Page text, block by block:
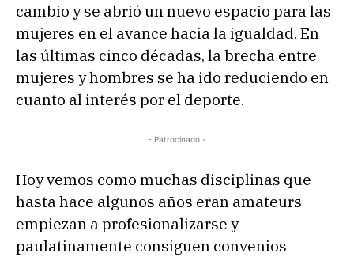
cambio y se abrió un nuevo espacio para las
mujeres en el avance hacia la igualdad. En
las últimas cinco décadas, la brecha entre
mujeres y hombres se ha ido reduciendo en
cuanto al interés por el deporte.
- Patrocinado -
Hoy vemos como muchas disciplinas que
hasta hace algunos años eran amateurs
empiezan a profesionalizarse y
paulatinamente consiguen convenios